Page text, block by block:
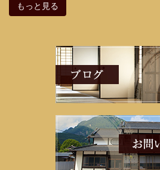
もっと見る